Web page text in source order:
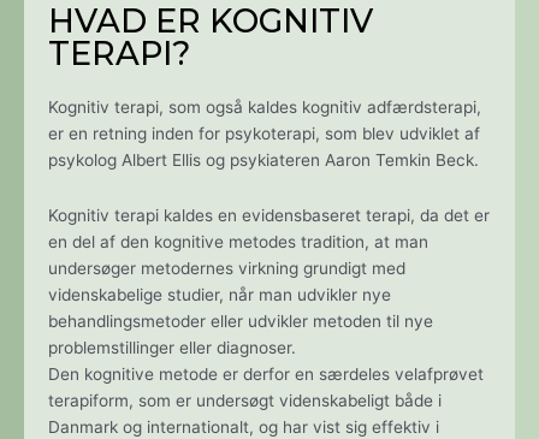
HVAD ER KOGNITIV
TERAPI?
Kognitiv terapi, som også kaldes kognitiv adfærdsterapi,
er en retning inden for psykoterapi, som blev udviklet af
psykolog Albert Ellis og psykiateren Aaron Temkin Beck.
Kognitiv terapi kaldes en evidensbaseret terapi, da det er
en del af den kognitive metodes tradition, at man
undersøger metodernes virkning grundigt med
videnskabelige studier, når man udvikler nye
behandlingsmetoder eller udvikler metoden til nye
problemstillinger eller diagnoser.
Den kognitive metode er derfor en særdeles velafprøvet
terapiform, som er undersøgt videnskabeligt både i
Danmark og internationalt, og har vist sig effektiv i